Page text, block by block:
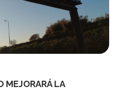
MEJORARÁ LA